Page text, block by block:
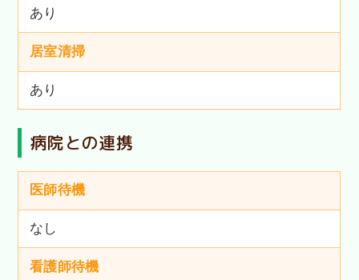
あり
居室清掃
あり
病院との連携
医師待機
なし
看護師待機